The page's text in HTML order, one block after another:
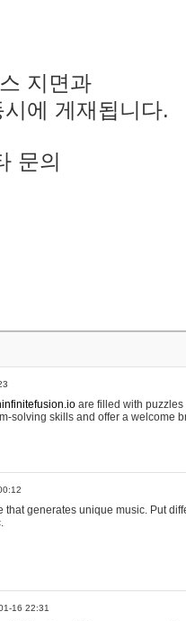
지면과
에 게재됩니다.
문의
are filled with
solving skills and offer a welcome
that generates unique music. Put
16 22:31